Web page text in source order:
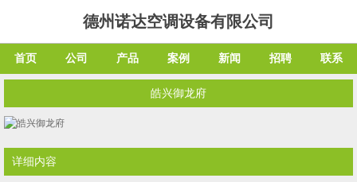
德州诺达空调设备有限公司
首页 公司 产品 案例 新闻 招聘 联系
皓兴御龙府
详细内容